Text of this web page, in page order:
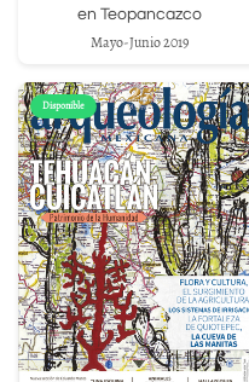
en Teopancazco
Mayo-Junio 2019
Disponible